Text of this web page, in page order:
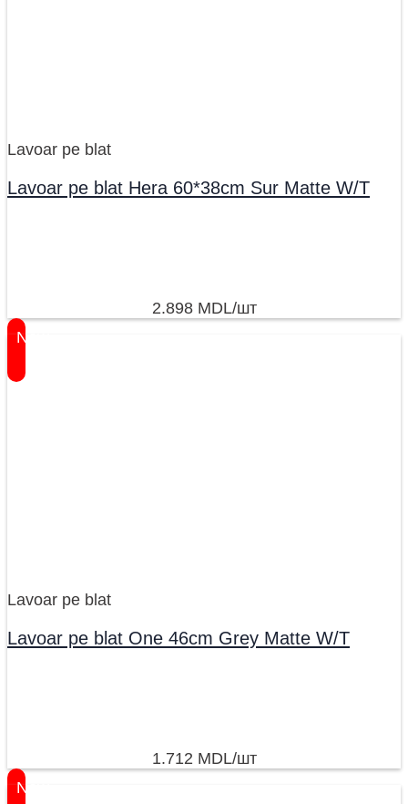
Lavoar pe blat
Lavoar pe blat Hera 60*38cm Sur Matte W/T
2.898 MDL/шт
New
Lavoar pe blat
Lavoar pe blat One 46cm Grey Matte W/T
1.712 MDL/шт
New